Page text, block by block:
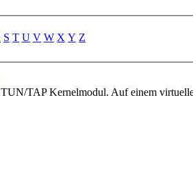
S T U V W X Y Z
TAP Kernelmodul. Auf einem